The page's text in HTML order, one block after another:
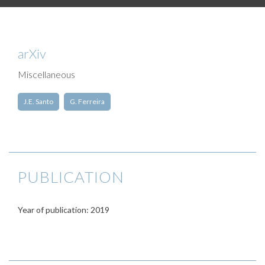
arXiv
Miscellaneous
J.E. Santo G. Ferreira
PUBLICATION
Year of publication: 2019